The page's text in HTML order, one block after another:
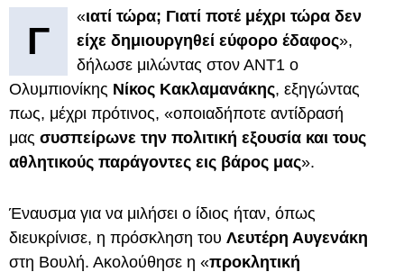
«
Γ
ιατί τώρα; Γιατί ποτέ μέχρι τώρα δεν
είχε δημιουργηθεί εύφορο έδαφος»,
δήλωσε μιλώντας στον ΑΝΤ1 ο
Ολυμπιονίκης Νίκος Κακλαμανάκης, εξηγώντας
πως, μέχρι πρότινος, «οποιαδήποτε αντίδρασή
μας συσπείρωνε την πολιτική εξουσία και τους
αθλητικούς παράγοντες εις βάρος μας».
Έναυσμα για να μιλήσει ο ίδιος ήταν, όπως
διευκρίνισε, η πρόσκληση του Λευτέρη Αυγενάκη
στη Βουλή. Ακολούθησε η «προκλητική